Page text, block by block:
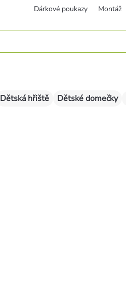
Dárkové poukazy Montáž
Dětská hřiště Dětské domečky